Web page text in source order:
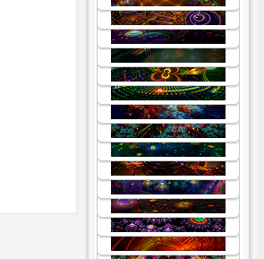
.
.
.
.
.
.
.
.
.
.
.
.
.